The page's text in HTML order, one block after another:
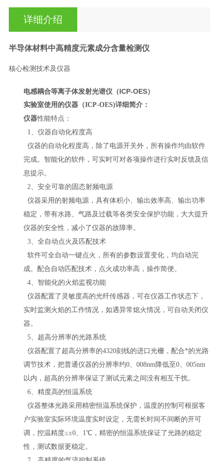
详细介绍
半导体材料中高精度元素成分含量检测仪
核心检测技术及仪器
电感耦合等离子体发射光谱仪（ICP-OES）
实验室使用的仪器（ICP-OES)详细简介：
仪器性能特点：
1、 仪器自动化程度高
仪器的自动化程度高 ，除了电源开关外，所有操作均由软件
完成。智能化的软件，可实时可对各项操作进行实时反馈及信
息提示。
2、 安全可靠的固态射频电源
仪器采用的射频电源，具有体积小、输出效率高、输出功率
稳定，带有水路、气路及过载等各类安全保护功能，大大提升
仪器的安全性，减小了仪器的故障率。
3、全自动点火及匹配技术
软件可全自动一键点火，所有的参数设置变化，均自动完
成。配合自动匹配技术，点火成功率高，操作简便。
4、智能化的火焰监视功能
仪器配置了灵敏度高的光纤传感器，可在仪器工作状态下，
实时监测火焰的工作情况，如遇异常熄火情况，可自动关闭仪
器。
5、超高分辨率的光路系统
仪器配置了超高分辨率的4320刻线的进口光栅，配合*的光路
调节技术，把普通仪器的分辨率约0、008nm降低至0、005nm
以内，超高的分辨率保证了测试元素之间没有相互干扰。
6、 精度高的恒温系统
仪器整体光路采用精密恒温系统保护，温度的控制可根据客
户实验室实际环境温度实时设定，无需长时间不间断的开可
调，控温精度≤±0、1℃，精密的恒温系统保证了光路的稳定
性，测试数据更稳定。